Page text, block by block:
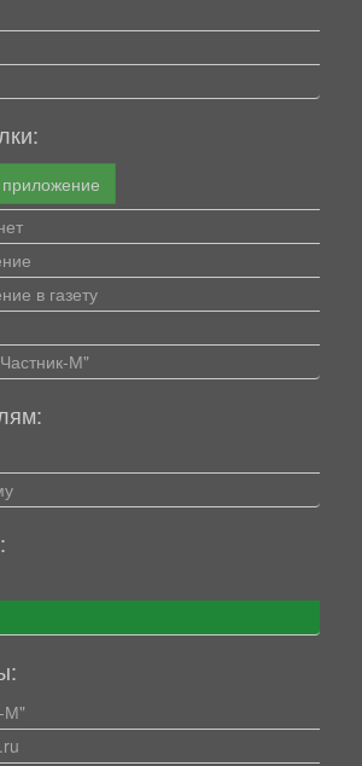
приложение
в газету
М"
М"